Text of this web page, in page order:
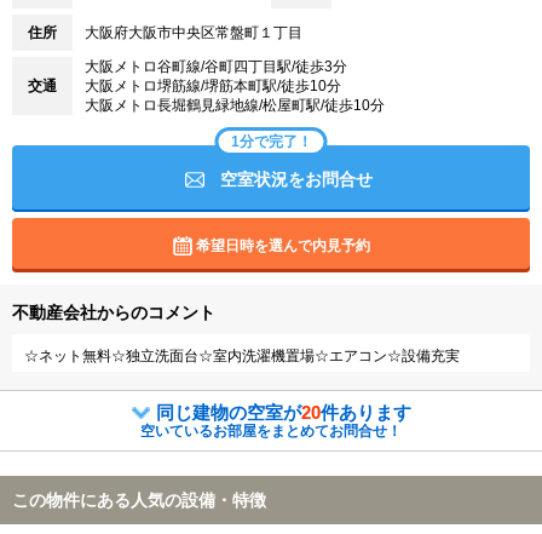
住所 大阪府大阪市中央区常盤町１丁目
交通
大阪メトロ谷町線/谷町四丁目駅/徒歩3分
大阪メトロ堺筋線/堺筋本町駅/徒歩10分
大阪メトロ長堀鶴見緑地線/松屋町駅/徒歩10分
1分で完了！
空室状況をお問合せ
希望日時を選んで内見予約
不動産会社からのコメント
☆ネット無料☆独立洗面台☆室内洗濯機置場☆エアコン☆設備充実
同じ建物の空室が20件あります
空いているお部屋をまとめてお問合せ！
この物件にある人気の設備・特徴